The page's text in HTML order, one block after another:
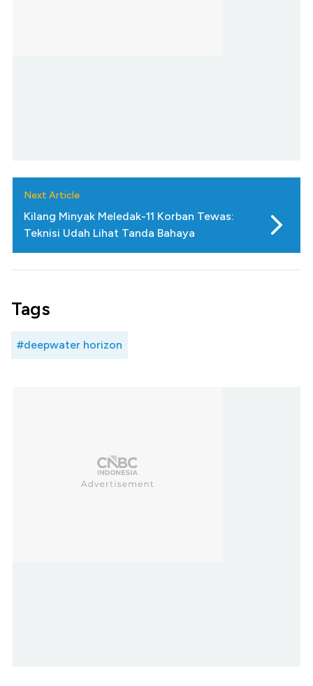
Next Article
Kilang Minyak Meledak-11 Korban Tewas:
Teknisi Udah Lihat Tanda Bahaya
Tags
#deepwater horizon